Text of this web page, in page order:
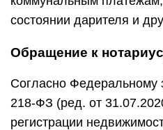
состоянии дарителя и
Обращение к
Согласно Федеральному
218-ФЗ (ред. от
регистрации